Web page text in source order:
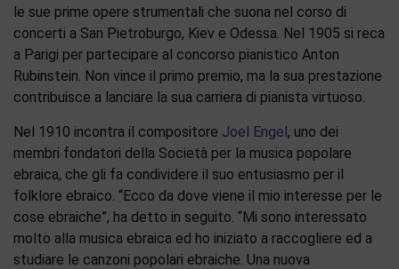
le sue prime opere strumentali che suona nel corso di
concerti a San Pietroburgo, Kiev e Odessa. Nel 1905 si reca
a Parigi per partecipare al concorso pianistico Anton
Rubinstein. Non vince il primo premio, ma la sua prestazione
contribuisce a lanciare la sua carriera di pianista virtuoso.
Nel 1910 incontra il compositore Joel Engel, uno dei
membri fondatori della Società per la musica popolare
ebraica, che gli fa condividere il suo entusiasmo per il
folklore ebraico. “Ecco da dove viene il mio interesse per le
cose ebraiche”, ha detto in seguito. “Mi sono interessato
molto alla musica ebraica ed ho iniziato a raccogliere ed a
studiare le canzoni popolari ebraiche. Una nuova